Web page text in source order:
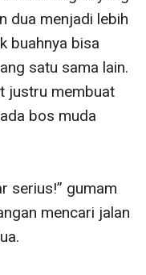
dua menjadi lebih
buahnya bisa
satu sama lain.
justru membuat
bos muda
serius!” gumam
mencari jalan